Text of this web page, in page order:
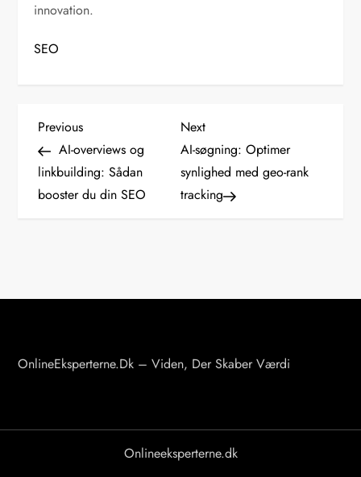
innovation.
SEO
I
n
d
g
Previous
Post
Previous
AI-overviews og
linkbuilding: Sådan
booster du din SEO
Next
Post
Next
AI-søgning: Optimer
synlighed med geo-rank
tracking
OnlineEksperterne.dk – Viden, Der Skaber Værdi
Onlineeksperterne.dk